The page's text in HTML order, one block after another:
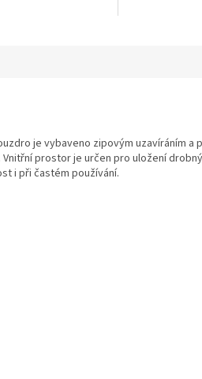
je vybaveno zipovým uzavíráním a
prostor je určen pro uložení
i při častém používání.